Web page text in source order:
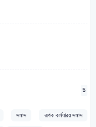
5
সমাস
রূপক কর্মধারয় সমাস